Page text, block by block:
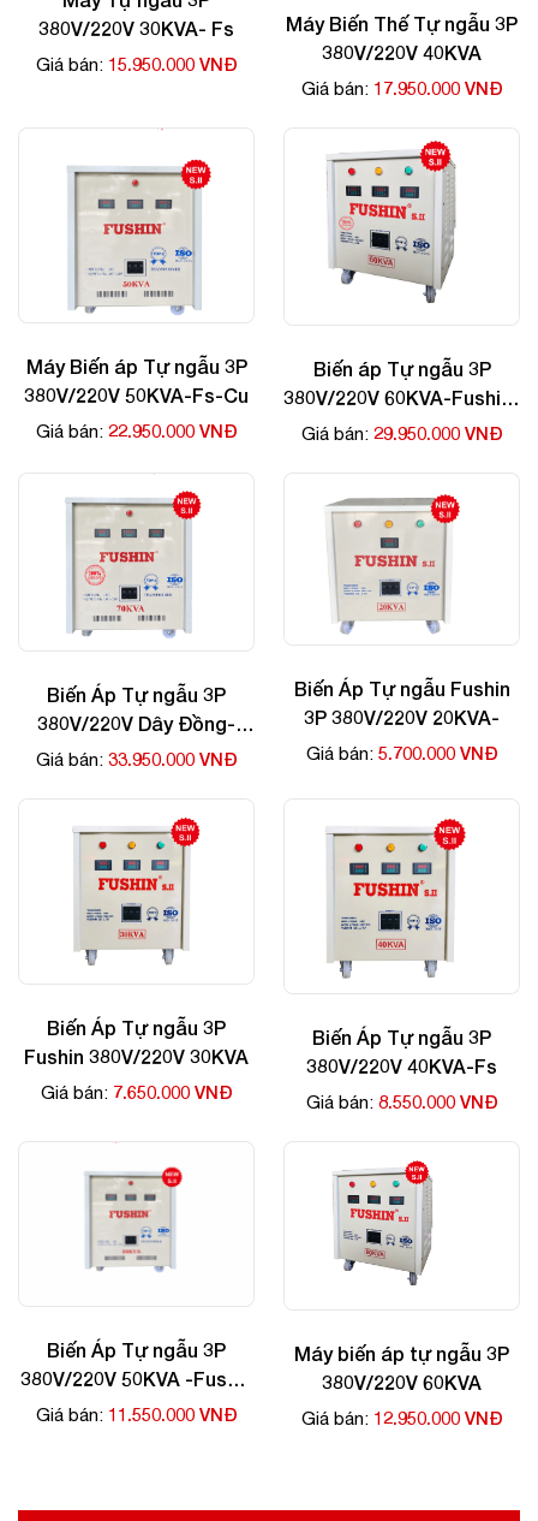
380V/220V 30KVA- Fs
Giá bán: 15.950.000 VNĐ
Máy Biến Thế Tự ngẫu 3P
380V/220V 40KVA
Giá bán: 17.950.000 VNĐ
Máy Biến áp Tự ngẫu 3P
380V/220V 50KVA-Fs-Cu
Giá bán: 22.950.000 VNĐ
Biến áp Tự ngẫu 3P
380V/220V 60KVA-Fushin-
Cu
Giá bán: 29.950.000 VNĐ
Biến Áp Tự ngẫu 3P
380V/220V Dây Đồng-
70kva
Giá bán: 33.950.000 VNĐ
Biến Áp Tự ngẫu Fushin
3P 380V/220V 20KVA-
Giá bán: 5.700.000 VNĐ
Biến Áp Tự ngẫu 3P
Fushin 380V/220V 30KVA
Giá bán: 7.650.000 VNĐ
Biến Áp Tự ngẫu 3P
380V/220V 40KVA-Fs
Giá bán: 8.550.000 VNĐ
Biến Áp Tự ngẫu 3P
380V/220V 50KVA -Fushin
giá rẻ
Giá bán: 11.550.000 VNĐ
Máy biến áp tự ngẫu 3P
380V/220V 60KVA
Giá bán: 12.950.000 VNĐ